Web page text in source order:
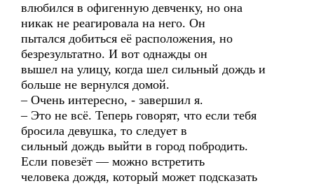
влюбился в офигенную девченку, но она
никак не реагировала на него. Он
пытался добиться её расположения, но
безрезультатно. И вот однажды он
вышел на улицу, когда шел сильный дождь и
больше не вернулся домой.
– Очень интересно, - завершил я.
– Это не всё. Теперь говорят, что если тебя
бросила девушка, то следует в
сильный дождь выйти в город побродить.
Если повезёт — можно встретить
человека дождя, который может подсказать